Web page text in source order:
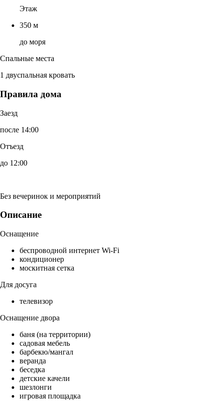
Этаж
350 м
до моря
Спальные места
1 двуспальная кровать
Правила дома
Заезд
после 14:00
Отъезд
до 12:00
Без вечеринок и мероприятий
Описание
Оснащение
беспроводной интернет Wi-Fi
кондиционер
москитная сетка
Для досуга
телевизор
Оснащение двора
баня (на территории)
садовая мебель
барбекю/мангал
веранда
беседка
детские качели
шезлонги
игровая площадка